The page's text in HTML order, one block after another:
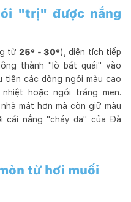
"trị" được nắng
từ 25° - 30°), diện tích tiếp
thành "lò bát quái" vào
tiên các dòng ngói màu cao
hoặc ngói tráng men.
mát hơn mà còn giữ màu
cái nắng "cháy da" của Đà
từ hơi muối